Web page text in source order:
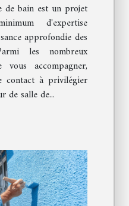
de bain est un projet
d'expertise
approfondie des
les nombreux
accompagner,
contact à privilégier
de salle de...